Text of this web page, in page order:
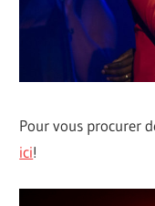
Pour vous procurer
ici!